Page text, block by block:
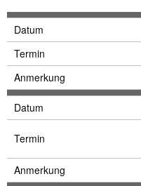
Datum
Termin
Anmerkung
Datum
Termin
Anmerkung